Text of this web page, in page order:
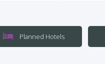
Planned Hotels